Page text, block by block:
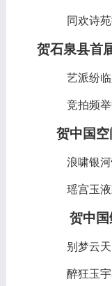
同欢诗
贺石泉县首
艺派纷
竞拍频
贺中国
浪啸银
瑶宫玉
贺中
别梦云
醉狂玉